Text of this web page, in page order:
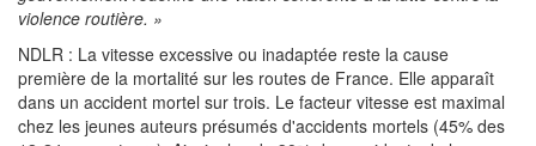
violence routière. »
NDLR : La vitesse excessive ou inadaptée reste la cause
première de la mortalité sur les routes de France. Elle apparaît
dans un accident mortel sur trois. Le facteur vitesse est maximal
chez les jeunes auteurs présumés d'accidents mortels (45% des